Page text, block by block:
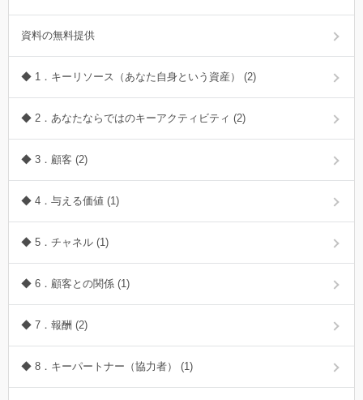
資料の無料提供
◆ 1．キーリソース（あなた自身という資産） (2)
◆ 2．あなたならではのキーアクティビティ (2)
◆ 3．顧客 (2)
◆ 4．与える価値 (1)
◆ 5．チャネル (1)
◆ 6．顧客との関係 (1)
◆ 7．報酬 (2)
◆ 8．キーパートナー（協力者） (1)